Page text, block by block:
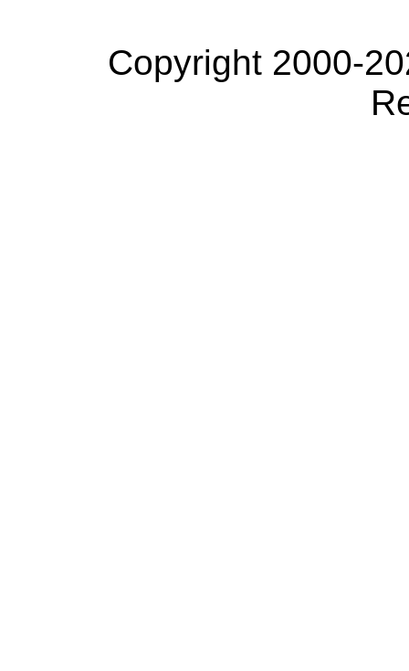
Copyright 2000-